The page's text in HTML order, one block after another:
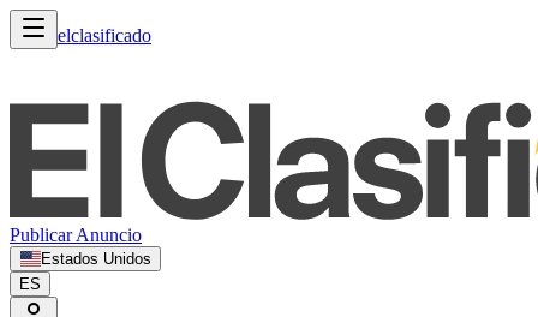
elclasificado
Publicar Anuncio
Estados Unidos
ES